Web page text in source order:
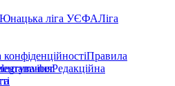
Юнацька ліга УЄФАЛіга
Правила
Редакційна
viber